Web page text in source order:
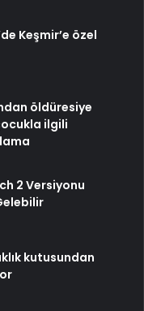
Keşmir’e özel
öldüresiye
ilgili
2 Versiyonu
kutusundan